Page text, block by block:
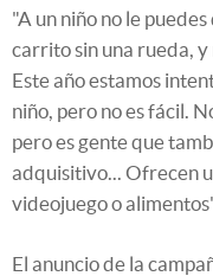
"A un niño no le
carrito sin una rueda, y
Este año estamos
niño, pero no es fácil.
pero es gente que
adquisitivo... Ofrecen
videojuego o
El anuncio de la